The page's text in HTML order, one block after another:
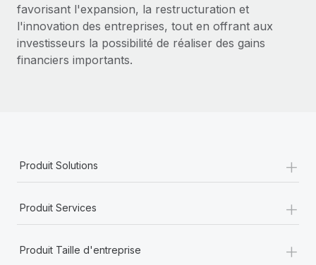
favorisant l'expansion, la restructuration et
l'innovation des entreprises, tout en offrant aux
investisseurs la possibilité de réaliser des gains
financiers importants.
Produit Solutions +
Produit Services +
Produit Taille d'entreprise +